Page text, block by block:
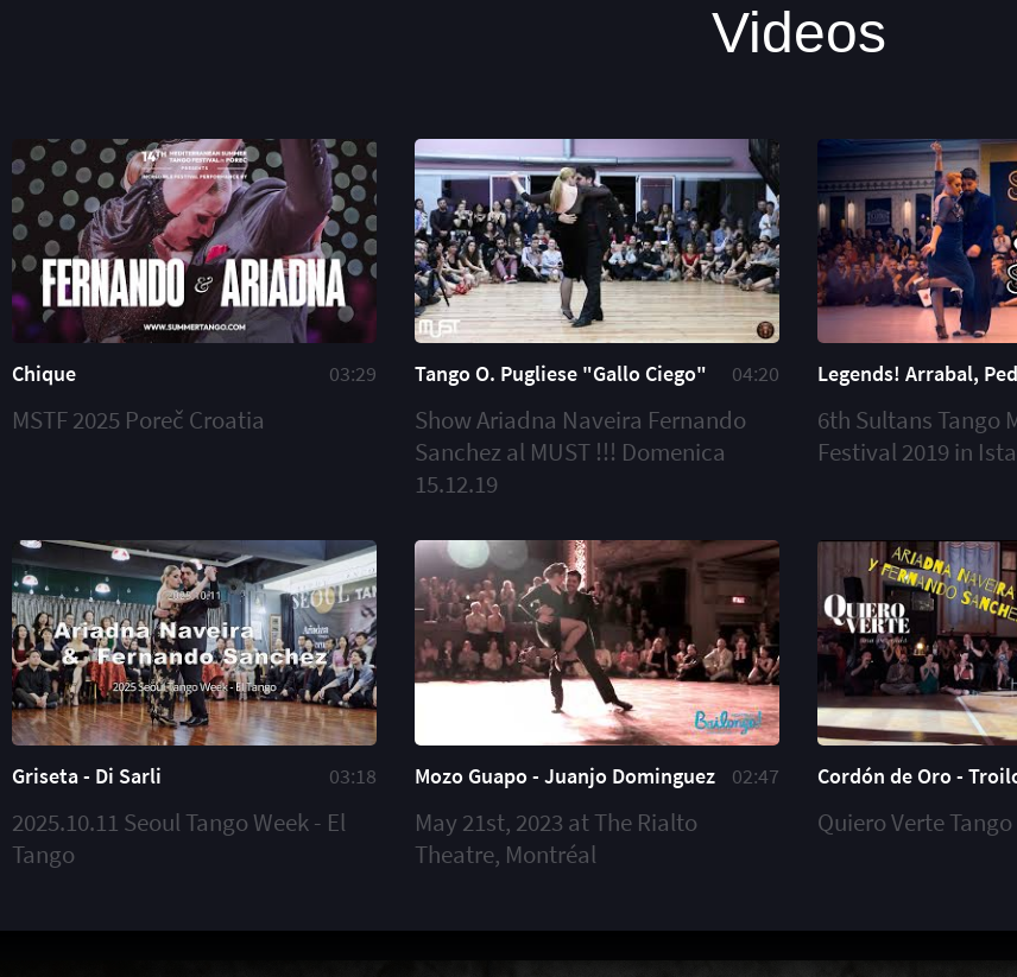
Videos
Chique 03:29
MSTF 2025 Poreč Croatia
Tango O. Pugliese "Gallo Ciego" 04:20
Show Ariadna Naveira Fernando
Sanchez al MUST !!! Domenica
15.12.19
Legends! Arrabal,
6th Sultans Tango
Festival 2019 in
Griseta - Di Sarli 03:18
2025.10.11 Seoul Tango Week - El
Tango
Mozo Guapo - Juanjo Dominguez 02:47
May 21st, 2023 at The Rialto
Theatre, Montréal
Cordón de Oro -
Quiero Verte